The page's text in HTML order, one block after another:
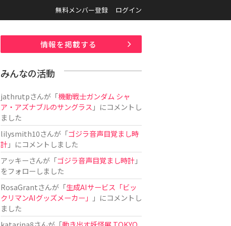
無料メンバー登録 ログイン
情報を掲載する
みんなの活動
jathrutpさんが「機動戦士ガンダム シャ
ア・アズナブルのサングラス 」にコメントし
ました
lilysmith10さんが「ゴジラ音声目覚まし時
計」にコメントしました
アッキーさんが「ゴジラ音声目覚まし時計」
をフォローしました
RosaGrantさんが「生成AIサービス「ビッ
クリマンAIグッズメーカー」
」にコメントし
ました